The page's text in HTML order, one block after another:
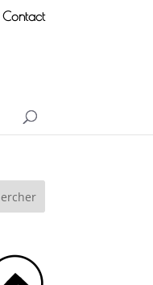
Contact